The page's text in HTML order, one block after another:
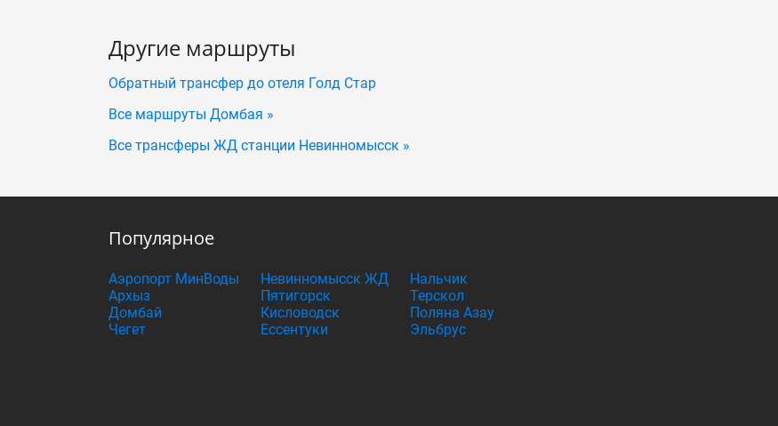
Другие маршруты
Обратный трансфер до отеля Голд Стар
Все маршруты Домбая »
Все трансферы ЖД станции Невинномысск »
Популярное
Аэропорт МинВоды
Архыз
Домбай
Чегет
Невинномысск ЖД
Пятигорск
Кисловодск
Ессентуки
Нальчик
Терскол
Поляна Азау
Эльбрус